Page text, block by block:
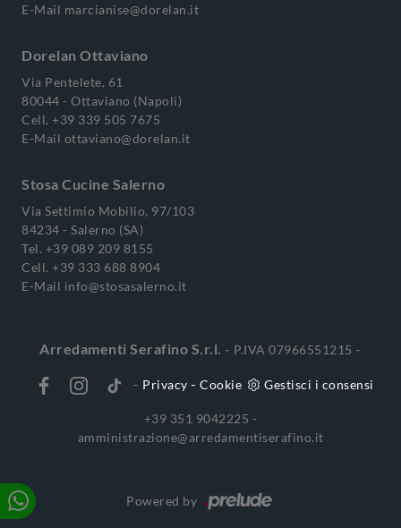
E-Mail marcianise@dorelan.it
Dorelan Ottaviano
Via Pentelete, 61
80044 - Ottaviano (Napoli)
Cell. +39 339 505 7675
E-Mail ottaviano@dorelan.it
Stosa Cucine Salerno
Via Settimio Mobilio, 97/103
84234 - Salerno (SA)
Tel. +39 089 209 8155
Cell. +39 333 688 8904
E-Mail info@stosasalerno.it
Arredamenti Serafino S.r.l. - P.IVA 07966551215 -
- Privacy - Cookie Gestisci i consensi
+39 351 9042225 -
amministrazione@arredamentiserafino.it
Powered by